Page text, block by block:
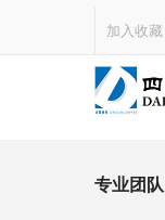
加入收藏
专业团队